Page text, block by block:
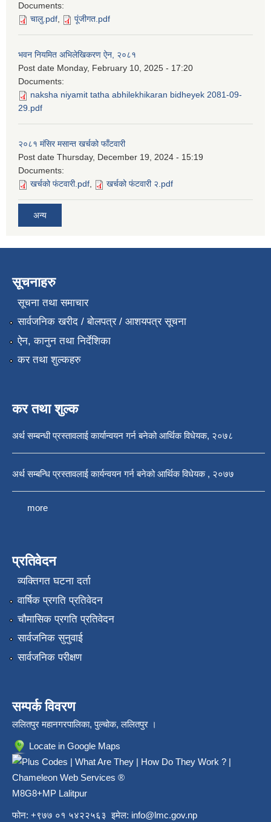
Documents:
चालु.pdf, पूंजीगत.pdf
भवन नियमित अभिलेखिकरण ऐन, २०८१
Post date Monday, February 10, 2025 - 17:20
Documents:
naksha niyamit tatha abhilekhikaran bidheyek 2081-09-
29.pdf
२०८१ मंसिर मसान्त खर्चको फाँटवारी
Post date Thursday, December 19, 2024 - 15:19
Documents:
खर्चको फंटवारी.pdf, खर्चको फंटवारी २.pdf
अन्य
सूचनाहरु
सूचना तथा समाचार
सार्वजनिक खरीद / बोलपत्र / आशयपत्र सूचना
ऐन, कानुन तथा निर्देशिका
कर तथा शुल्कहरु
कर तथा शुल्क
अर्थ सम्बन्धी प्रस्तावलाई कार्यान्वयन गर्न बनेको आर्थिक विधेयक, २०७८
अर्थ सम्बन्धि प्रस्तावलाई कार्यन्वयन गर्न बनेको आर्थिक विधेयक , २०७७
more
प्रतिवेदन
व्यक्तिगत घटना दर्ता
वार्षिक प्रगति प्रतिवेदन
चौमासिक प्रगति प्रतिवेदन
सार्वजनिक सुनुवाई
सार्वजनिक परीक्षण
सम्पर्क विवरण
ललितपुर महानगरपालिका, पुल्चोक, ललितपुर ।
Locate in Google Maps
M8G8+MP Lalitpur
फोन: +९७७ ०१ ५४२२५६३ इमेल: info@lmc.gov.np